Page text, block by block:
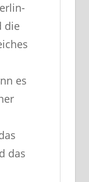
die
es
das